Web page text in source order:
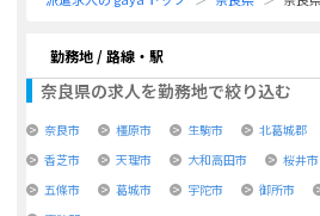
勤務地 / 路線・駅
奈良県の求人を勤務地で絞り込む
奈良市 橿原市 生駒市 北葛城郡
香芝市
天理市 大和高田市 桜井市
五條市
葛城市 宇陀市 御所市